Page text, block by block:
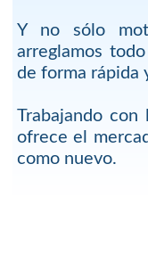
Y no sólo
arreglamos
de forma rápida
Trabajando con
ofrece el
como nuevo.